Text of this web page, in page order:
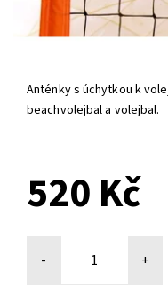
Anténky s úchytkou k
beachvolejbal a volejbal.
520 Kč
- +